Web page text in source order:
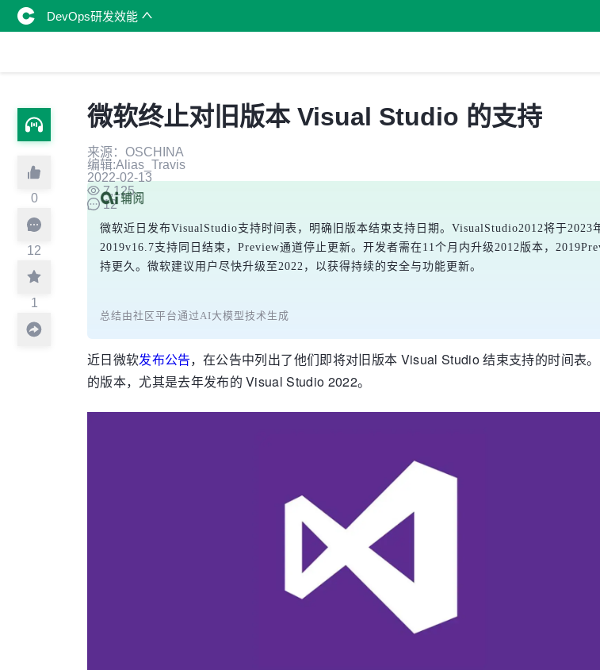
DevOps研发效能
0
12
1
微软终止对旧版本 Visual Studio 的支持
来源：OSCHINA
编辑:Alias_Travis
2022-02-13
7,125
12
微软近日发布VisualStudio支持时间表，明确旧版本结束支持日期。VisualStudio2012将于2023
2019v16.7支持同日结束，Preview通道停止更新。开发者需在11个月内升级2012版本，
持更久。微软建议用户尽快升级至2022，以获得持续的安全与功能更新。
总结由社区平台通过AI大模型技术生成
近日微软发布公告，在公告中列出了他们即将对旧版本 Visual Studio 结束支持的时间
的版本，尤其是去年发布的 Visual Studio 2022。